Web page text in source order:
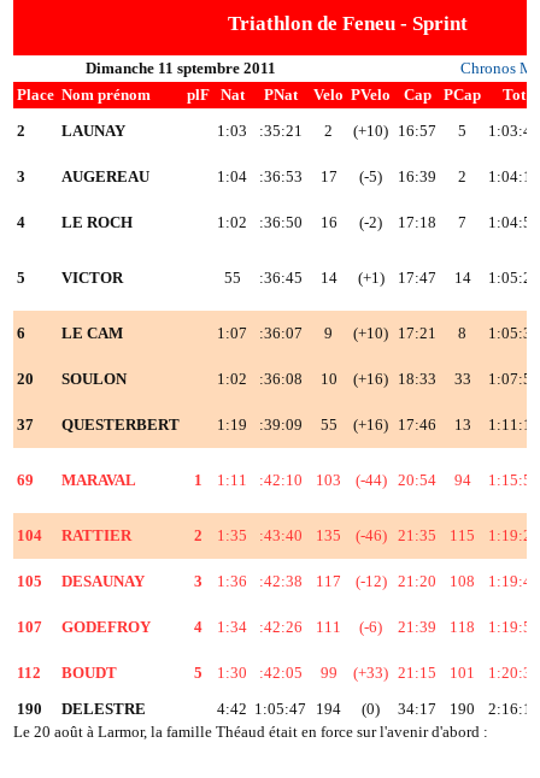
Triathlon de Feneu - Sprint
Dimanche 11 sptembre 2011
Chronos
Place Nom prénom plF Nat PNat Velo PVelo Cap PCap Tot
2 LAUNAY 1:03 :35:21 2 (+10) 16:57 5 1:03:40
3 AUGEREAU 1:04 :36:53 17 (-5) 16:39 2 1:04:17
4 LE ROCH 1:02 :36:50 16 (-2) 17:18 7 1:04:59
5 VICTOR 55 :36:45 14 (+1) 17:47 14 1:05:24
6 LE CAM 1:07 :36:07 9 (+10) 17:21 8 1:05:38
20 SOULON 1:02 :36:08 10 (+16) 18:33 33 1:07:52
37 QUESTERBERT 1:19 :39:09 55 (+16) 17:46 13 1:11:11
69 MARAVAL 1 1:11 :42:10 103 (-44) 20:54 94 1:15:57
104 RATTIER 2 1:35 :43:40 135 (-46) 21:35 115 1:19:26
105 DESAUNAY 3 1:36 :42:38 117 (-12) 21:20 108 1:19:40
107 GODEFROY 4 1:34 :42:26 111 (-6) 21:39 118 1:19:50
112 BOUDT 5 1:30 :42:05 99 (+33) 21:15 101 1:20:39
190 DELESTRE 4:42 1:05:47 194 (0) 34:17 190
2:16:16
Le 20 août à Larmor, la famille Théaud était en force sur l'avenir d'abord :